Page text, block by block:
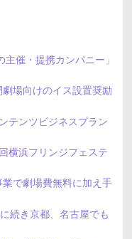
催・提携カンパニー」
場向けのイス設置奨励
テンツビジネスプラン
横浜フリンジフェステ
で劇場費無料に加え手
続き京都、名古屋でも